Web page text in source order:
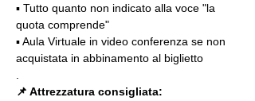
▪️ Tutto quanto non indicato alla voce "la
quota comprende"
▪️ Aula Virtuale in video conferenza se non
acquistata in abbinamento al biglietto
📌 Attrezzatura consigliata: